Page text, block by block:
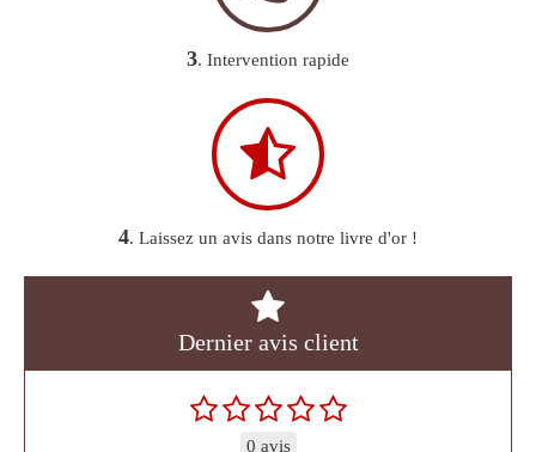
3. Intervention rapide
4. Laissez un avis dans notre livre d'or !
Dernier avis client
0 avis